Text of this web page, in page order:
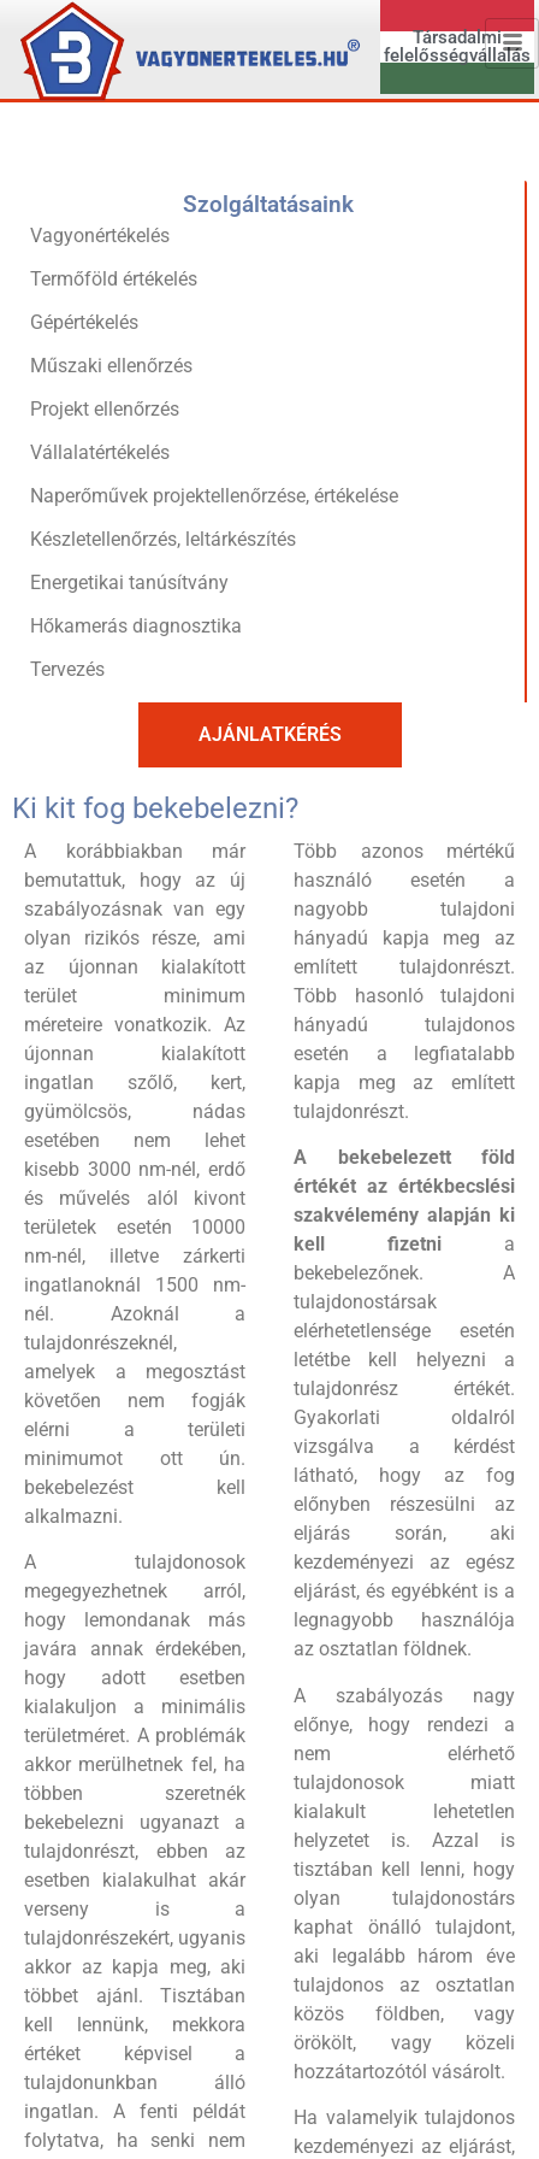
Társadalmi
felelősségvállalás
Szolgáltatásaink
Vagyonértékelés
Termőföld értékelés
Gépértékelés
Műszaki ellenőrzés
Projekt ellenőrzés
Vállalatértékelés
Naperőművek projektellenőrzése, értékelése
Készletellenőrzés, leltárkészítés
Energetikai tanúsítvány
Hőkamerás diagnosztika
Tervezés
AJÁNLATKÉRÉS
Ki kit fog bekebelezni?
A korábbiakban már
bemutattuk, hogy az új
szabályozásnak van egy
olyan rizikós része, ami
az újonnan kialakított
terület minimum
méreteire vonatkozik. Az
újonnan kialakított
ingatlan szőlő, kert,
gyümölcsös, nádas
esetében nem lehet
kisebb 3000 nm-nél, erdő
és művelés alól kivont
területek esetén 10000
nm-nél, illetve zárkerti
ingatlanoknál 1500 nm-
nél. Azoknál a
tulajdonrészeknél,
amelyek a megosztást
követően nem fogják
elérni a területi
minimumot ott ún.
bekebelezést kell
alkalmazni.
A tulajdonosok
megegyezhetnek arról,
hogy lemondanak más
javára annak érdekében,
hogy adott esetben
kialakuljon a minimális
területméret. A problémák
akkor merülhetnek fel, ha
többen szeretnék
bekebelezni ugyanazt a
tulajdonrészt, ebben az
esetben kialakulhat akár
verseny is a
tulajdonrészekért, ugyanis
akkor az kapja meg, aki
többet ajánl. Tisztában
kell lennünk, mekkora
értéket képvisel a
tulajdonunkban álló
ingatlan. A fenti példát
folytatva, ha senki nem
Több azonos mértékű
használó esetén a
nagyobb tulajdoni
hányadú kapja meg az
említett tulajdonrészt.
Több hasonló tulajdoni
hányadú tulajdonos
esetén a legfiatalabb
kapja meg az említett
tulajdonrészt.
A bekebelezett föld
értékét az értékbecslési
szakvélemény alapján ki
kell fizetni a
bekebelezőnek. A
tulajdonostársak
elérhetetlensége esetén
letétbe kell helyezni a
tulajdonrész értékét.
Gyakorlati oldalról
vizsgálva a kérdést
látható, hogy az fog
előnyben részesülni az
eljárás során, aki
kezdeményezi az egész
eljárást, és egyébként is a
legnagyobb használója
az osztatlan földnek.
A szabályozás nagy
előnye, hogy rendezi a
nem elérhető
tulajdonosok miatt
kialakult lehetetlen
helyzetet is. Azzal is
tisztában kell lenni, hogy
olyan tulajdonostárs
kaphat önálló tulajdont,
aki legalább három éve
tulajdonos az osztatlan
közös földben, vagy
örökölt, vagy közeli
hozzátartozótól vásárolt.
Ha valamelyik tulajdonos
kezdeményezi az eljárást,